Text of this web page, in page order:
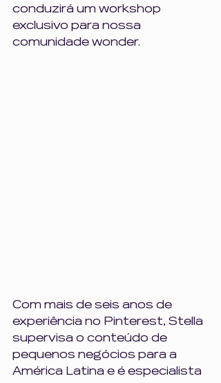
conduzirá um workshop
exclusivo para nossa
comunidade wonder.
Com mais de seis anos de
experiência no Pinterest, Stella
supervisa o conteúdo de
pequenos negócios para a
América Latina e é especialista